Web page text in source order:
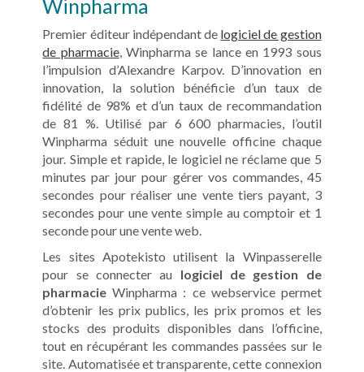
Winpharma
Premier éditeur indépendant de logiciel de gestion
de pharmacie, Winpharma se lance en 1993 sous
l’impulsion d’Alexandre Karpov. D’innovation en
innovation, la solution bénéficie d’un taux de
fidélité de 98% et d’un taux de recommandation
de 81 %. Utilisé par 6 600 pharmacies, l’outil
Winpharma séduit une nouvelle officine chaque
jour. Simple et rapide, le logiciel ne réclame que 5
minutes par jour pour gérer vos commandes, 45
secondes pour réaliser une vente tiers payant, 3
secondes pour une vente simple au comptoir et 1
seconde pour une vente web.
Les sites Apotekisto utilisent la Winpasserelle
pour se connecter au logiciel de gestion de
pharmacieWinpharma : ce webservice permet
d’obtenir les prix publics, les prix promos et les
stocks des produits disponibles dans l’officine,
tout en récupérant les commandes passées sur le
site. Automatisée et transparente, cette connexion